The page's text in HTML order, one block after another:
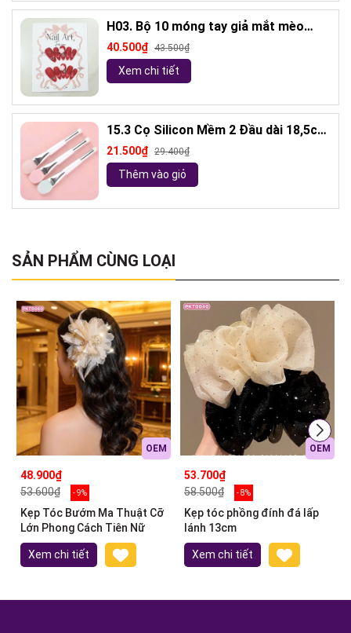
H03. Bộ 10 móng tay giả mắt mèo
kèm keo và giũa móng (ngẫu nhiên)
40.500₫ 43.500₫
Xem chi tiết
15.3 Cọ Silicon Mềm 2 Đầu dài 18,5cm
( ngẫu nhiên)
21.500₫ 29.400₫
Thêm vào giỏ
SẢN PHẨM CÙNG LOẠI
OEM
48.900₫
53.600₫
- 9%
Kẹp Tóc Bướm Ma Thuật Cỡ
Lớn Phong Cách Tiên Nữ
Xem chi tiết
OEM
53.700₫
58.500₫
- 8%
Kẹp tóc phồng đính đá lấp
lánh 13cm
Xem chi tiết